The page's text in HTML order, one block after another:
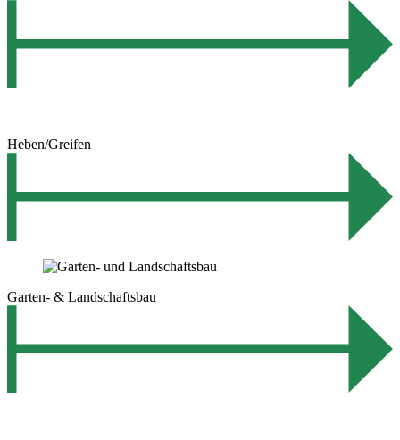
Heben/Greifen
Garten- & Landschaftsbau